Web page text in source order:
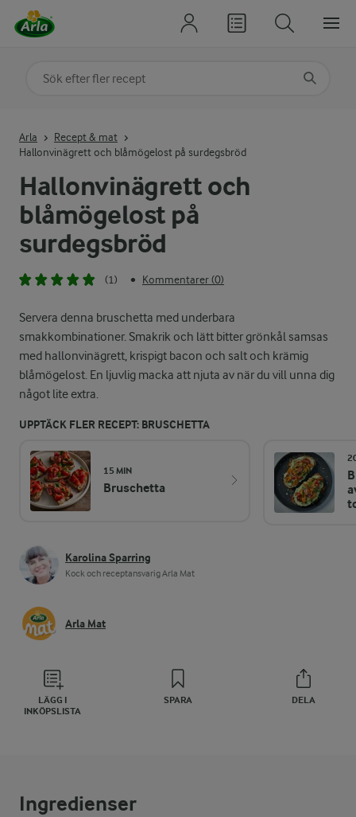
Hallonvinägrett och
blåmögelost på
surdegsbröd
(1) • Kommentarer (0)
Servera denna bruschetta med underbara
smakkombinationer. Smakrik och lätt bitter grönkål samsas
med hallonvinägrett, krispigt bacon och salt och krämig
blåmögelost. En ljuvlig macka att njuta av när du vill unna dig
något lite extra.
UPPTÄCK FLER RECEPT: BRUSCHETTA
15 MIN
Bruschetta
Karolina Sparring
Kock och receptansvarig Arla Mat
Arla Mat
LÄGG I
INKÖPSLISTA
SPARA DELA
Arla
Recept & mat
Hallonvinägrett och blåmögelost på surdegsbröd
Ingredienser
Sök på kategori eller ingrediens